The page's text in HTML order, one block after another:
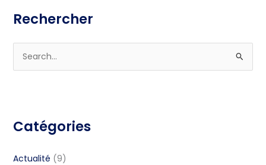
Rechercher
c
f
Catégories
Actualité (9)